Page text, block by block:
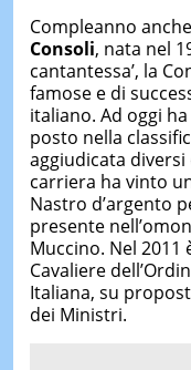
Compleanno
Consoli, nata nel
cantantessa’, la
famose e di
italiano. Ad oggi
posto nella
aggiudicata diversi
carriera ha vinto
Nastro d’argento
presente
Muccino. Nel
Cavaliere
Italiana, su
dei Ministri.